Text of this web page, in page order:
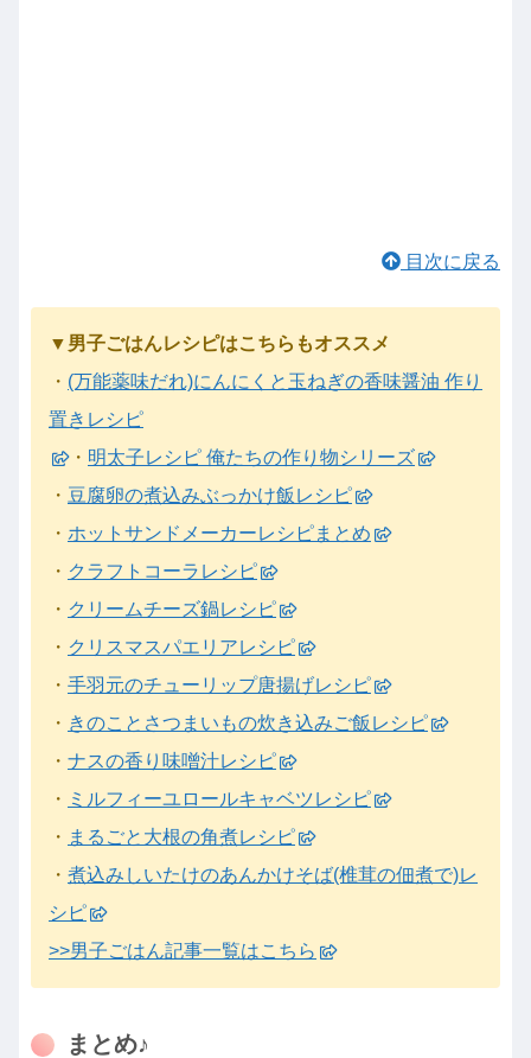
目次に戻る
▼男子ごはんレシピはこちらもオススメ
・ (万能薬味だれ)にんにくと玉ねぎの香味醤油 作り
置きレシピ
・ 明太子レシピ 俺たちの作り物シリーズ
・ 豆腐卵の煮込みぶっかけ飯レシピ
・ ホットサンドメーカーレシピまとめ
・ クラフトコーラレシピ
・ クリームチーズ鍋レシピ
・ クリスマスパエリアレシピ
・ 手羽元のチューリップ唐揚げレシピ
・ きのことさつまいもの炊き込みご飯レシピ
・ ナスの香り味噌汁レシピ
・ ミルフィーユロールキャベツレシピ
・ まるごと大根の角煮レシピ
・ 煮込みしいたけのあんかけそば(椎茸の佃煮で)レ
シピ
>>男子ごはん記事一覧はこちら
まとめ♪